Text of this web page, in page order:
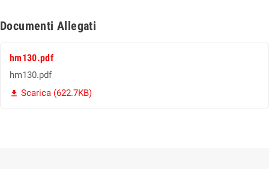
Documenti Allegati
hm130.pdf
hm130.pdf
 Scarica (622.7KB)